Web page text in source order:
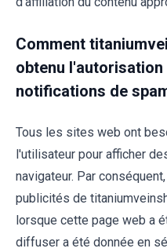
Comment
obtenu
notifications de
Tous les sites web ont
l'utilisateur pour afficher
navigateur. Par
publicités de
lorsque cette page web a
diffuser a été donnée en